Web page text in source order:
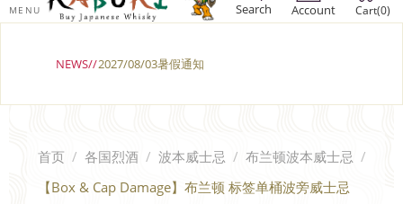
MENU Search Account Cart(0)
NEWS//2027/08/03暑假通知
首页 / 各国烈酒 / 波本威士忌 / 布兰顿波本威士忌 /
【Box & Cap Damage】布兰顿 标签单桶波旁威士忌